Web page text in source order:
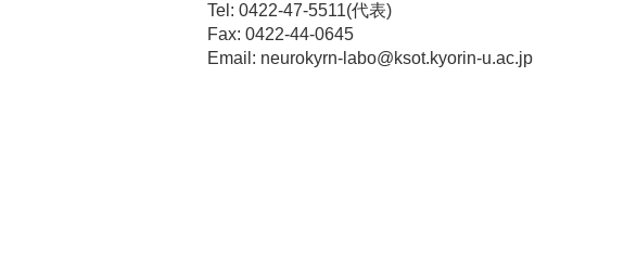
Tel: 0422-47-5511(代表)
Fax: 0422-44-0645
Email: neurokyrn-labo@ksot.kyorin-u.ac.jp